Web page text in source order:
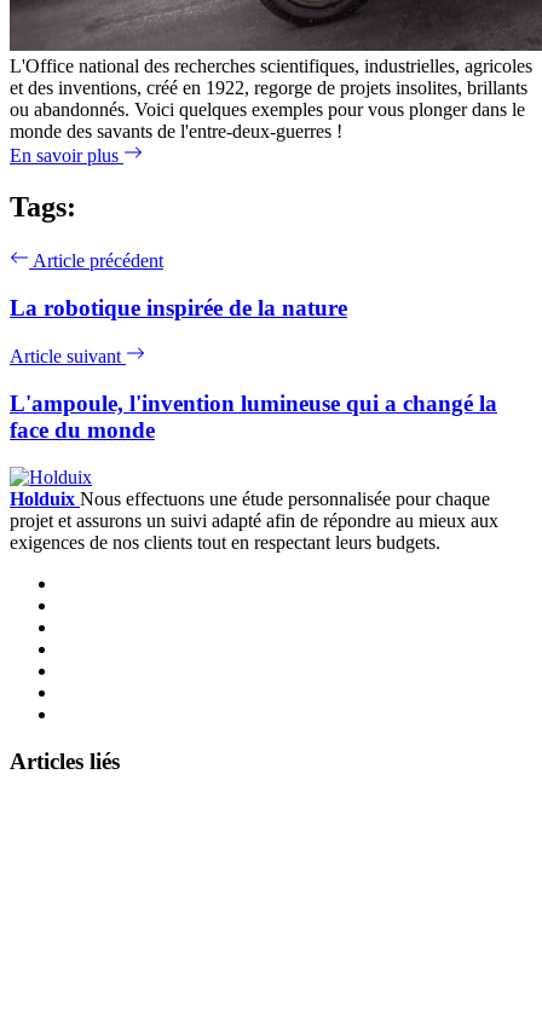
L'Office national des recherches scientifiques, industrielles, agricoles
et des inventions, créé en 1922, regorge de projets insolites, brillants
ou abandonnés. Voici quelques exemples pour vous plonger dans le
monde des savants de l'entre-deux-guerres !
En savoir plus
Tags:
Article précédent
La robotique inspirée de la nature
Article suivant
L'ampoule, l'invention lumineuse qui a changé la
face du monde
Holduix Nous effectuons une étude personnalisée pour chaque
projet et assurons un suivi adapté afin de répondre au mieux aux
exigences de nos clients tout en respectant leurs budgets.
Articles liés